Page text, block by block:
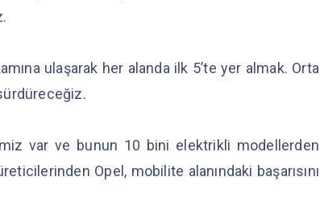
ulaşarak her alanda ilk 5’te yer almak. Orta
var ve bunun 10 bini elektrikli modellerden
Opel, mobilite alanındaki başarısını